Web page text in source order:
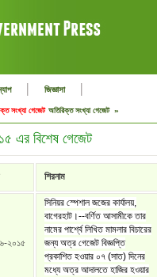
| জিজ্ঞাসা |
সংখ্যা গেজেট অতিরিক্ত সংখ্যা গেজেট »
এর বিশেষ গেজেট
শিরনাম
২০১৫
সিনিয়র স্পেশাল জজের কার্যালয়,
বাগেরহাট।--বর্ণিত আসামীকে তার
নামের পার্শ্বে লিখিত মামলার বিচারের
জন্য অত্র গেজেট বিজ্ঞপ্তি
প্রকাশিত হওয়ার ০৭ (সাত) দিনের
মধ্যে অত্র আদালতে হাজির হওয়ার